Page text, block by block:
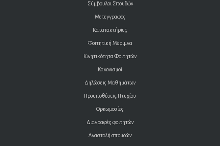
Σύμβουλοι Σπουδών
Μετεγγραφές
Κατατακτήριες
Φοιτητική Μέριμνα
Κινητικότητα Φοιτητών
Κανονισμοί
Δηλώσεις Μαθημάτων
Προϋποθέσεις Πτυχίου
Ορκωμοσίες
Διαγραφές φοιτητών
Αναστολή σπουδών